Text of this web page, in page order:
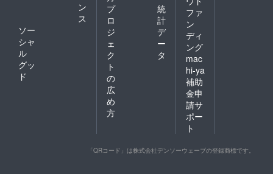
ン
ス
ソー
シャ
ル
グッ
ド
プ
ロ
ジ
ェ
ク
ト
の
広
め
方
統
計
デ
ー
タ
ファ
ン
ディ
ング
mac
hi-ya
補助
金申
請サ
ポー
ト
「QRコード」は株式会社デンソーウェーブの登録商標です。